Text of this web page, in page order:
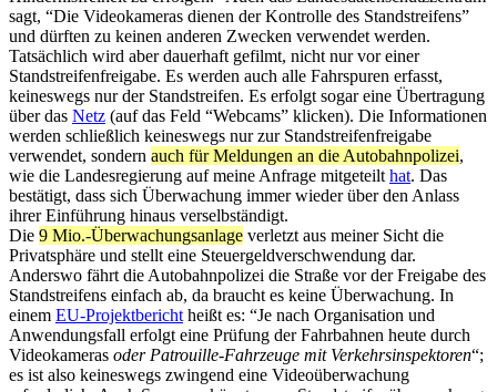
sagt, “Die Videokameras dienen der Kontrolle des Standstreifens”
und dürften zu keinen anderen Zwecken verwendet werden.
Tatsächlich wird aber dauerhaft gefilmt, nicht nur vor einer
Standstreifenfreigabe. Es werden auch alle Fahrspuren erfasst,
keineswegs nur der Standstreifen. Es erfolgt sogar eine Übertragung
über das Netz (auf das Feld “Webcams” klicken). Die Informationen
werden schließlich keineswegs nur zur Standstreifenfreigabe
verwendet, sondern auch für Meldungen an die Autobahnpolizei,
wie die Landesregierung auf meine Anfrage mitgeteilt hat. Das
bestätigt, dass sich Überwachung immer wieder über den Anlass
ihrer Einführung hinaus verselbständigt.
Die 9 Mio.-Überwachungsanlage verletzt aus meiner Sicht die
Privatsphäre und stellt eine Steuergeldverschwendung dar.
Anderswo fährt die Autobahnpolizei die Straße vor der Freigabe des
Standstreifens einfach ab, da braucht es keine Überwachung. In
einem EU-Projektbericht heißt es: “Je nach Organisation und
Anwendungsfall erfolgt eine Prüfung der Fahrbahnen heute durch
Videokameras oder Patrouille-Fahrzeuge mit Verkehrsinspektoren“;
es ist also keineswegs zwingend eine Videoüberwachung